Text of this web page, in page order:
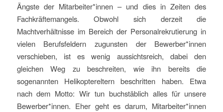
Ängste der Mitarbeiter*innen – und dies in Zeiten des
Fachkräftemangels. Obwohl sich derzeit die
Machtverhältnisse im Bereich der Personalrekrutierung in
vielen Berufsfeldern zugunsten der Bewerber*innen
verschieben, ist es wenig aussichtsreich, dabei den
gleichen Weg zu beschreiten, wie ihn bereits die
sogenannten Helikoptereltern beschritten haben. Etwa
nach dem Motto: Wir tun buchstäblich alles für unsere
Bewerber*innen. Eher geht es darum, Mitarbeiter*innen